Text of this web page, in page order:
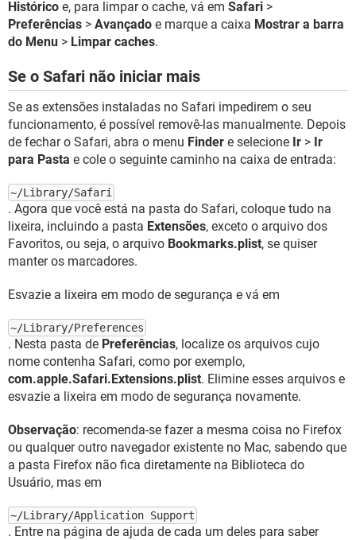
Histórico e, para limpar o cache, vá em Safari >
Preferências > Avançado e marque a caixa Mostrar a barra
do Menu > Limpar caches.
Se o Safari não iniciar mais
Se as extensões instaladas no Safari impedirem o seu
funcionamento, é possível removê-las manualmente. Depois
de fechar o Safari, abra o menu Finder e selecione Ir > Ir
para Pasta e cole o seguinte caminho na caixa de entrada:
~/Library/Safari
. Agora que você está na pasta do Safari, coloque tudo na
lixeira, incluindo a pasta Extensões, exceto o arquivo dos
Favoritos, ou seja, o arquivo Bookmarks.plist, se quiser
manter os marcadores.
Esvazie a lixeira em modo de segurança e vá em
~/Library/Preferences
. Nesta pasta de Preferências, localize os arquivos cujo
nome contenha Safari, como por exemplo,
com.apple.Safari.Extensions.plist. Elimine esses arquivos e
esvazie a lixeira em modo de segurança novamente.
Observação: recomenda-se fazer a mesma coisa no Firefox
ou qualquer outro navegador existente no Mac, sabendo que
a pasta Firefox não fica diretamente na Biblioteca do
Usuário, mas em
∼/Library/Application Support
. Entre na página de ajuda de cada um deles para saber